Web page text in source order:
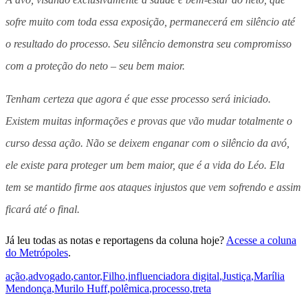
sofre muito com toda essa exposição, permanecerá em silêncio até
o resultado do processo. Seu silêncio demonstra seu compromisso
com a proteção do neto – seu bem maior.
Tenham certeza que agora é que esse processo será iniciado.
Existem muitas informações e provas que vão mudar totalmente o
curso dessa ação. Não se deixem enganar com o silêncio da avó,
ele existe para proteger um bem maior, que é a vida do Léo. Ela
tem se mantido firme aos ataques injustos que vem sofrendo e assim
ficará até o final.
Já leu todas as notas e reportagens da coluna hoje? Acesse a coluna
do Metrópoles.
ação,advogado,cantor,Filho,influenciadora digital,Justiça,Marília
Mendonça,Murilo Huff,polêmica,processo,treta